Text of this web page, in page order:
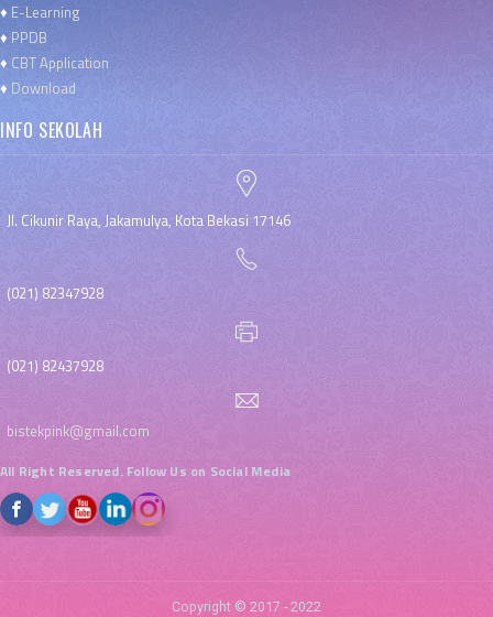
♦ E-Learning
♦ PPDB
♦ CBT Application
♦ Download
INFO SEKOLAH
Jl. Cikunir Raya, Jakamulya, Kota Bekasi 17146
(021) 82347928
(021) 82437928
bistekpink@gmail.com
All Right Reserved. Follow Us on Social Media
Copyright © 2017 - 2022